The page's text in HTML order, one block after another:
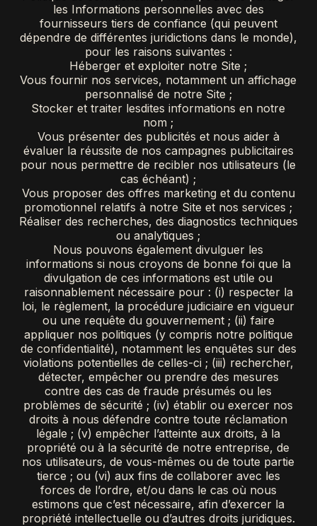
les Informations personnelles avec des
fournisseurs tiers de confiance (qui peuvent
dépendre de différentes juridictions dans le monde),
pour les raisons suivantes :
Héberger et exploiter notre Site ;
Vous fournir nos services, notamment un affichage
personnalisé de notre Site ;
Stocker et traiter lesdites informations en notre
nom ;
Vous présenter des publicités et nous aider à
évaluer la réussite de nos campagnes publicitaires
pour nous permettre de recibler nos utilisateurs (le
cas échéant) ;
Vous proposer des offres marketing et du contenu
promotionnel relatifs à notre Site et nos services ;
Réaliser des recherches, des diagnostics techniques
ou analytiques ;
Nous pouvons également divulguer les
informations si nous croyons de bonne foi que la
divulgation de ces informations est utile ou
raisonnablement nécessaire pour : (i) respecter la
loi, le règlement, la procédure judiciaire en vigueur
ou une requête du gouvernement ; (ii) faire
appliquer nos politiques (y compris notre politique
de confidentialité), notamment les enquêtes sur des
violations potentielles de celles-ci ; (iii) rechercher,
détecter, empêcher ou prendre des mesures
contre des cas de fraude présumés ou les
problèmes de sécurité ; (iv) établir ou exercer nos
droits à nous défendre contre toute réclamation
légale ; (v) empêcher l’atteinte aux droits, à la
propriété ou à la sécurité de notre entreprise, de
nos utilisateurs, de vous-mêmes ou de toute partie
tierce ; ou (vi) aux fins de collaborer avec les
forces de l’ordre, et/ou dans le cas où nous
estimons que c’est nécessaire, afin d’exercer la
propriété intellectuelle ou d’autres droits juridiques.